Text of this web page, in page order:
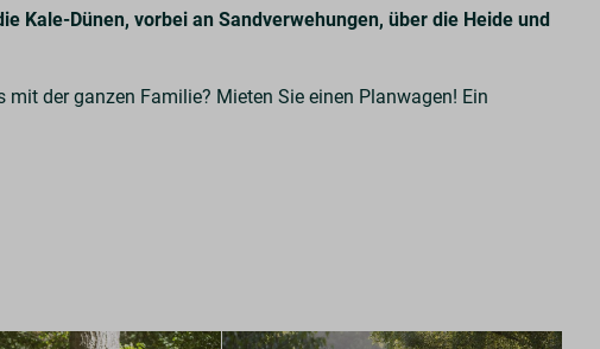
Kale-Dünen, vorbei an Sandverwehungen, über die Heide und
der ganzen Familie? Mieten Sie einen Planwagen! Ein